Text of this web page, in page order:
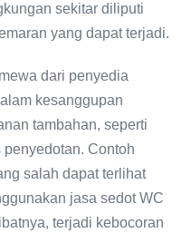
sekitar diliputi
yang dapat terjadi.
dari penyedia
kesanggupan
tambahan, seperti
Contoh
salah dapat terlihat
jasa sedot WC
terjadi kebocoran